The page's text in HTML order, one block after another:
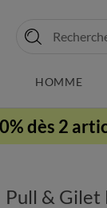
HOMME
dès 2
Pull & Gilet